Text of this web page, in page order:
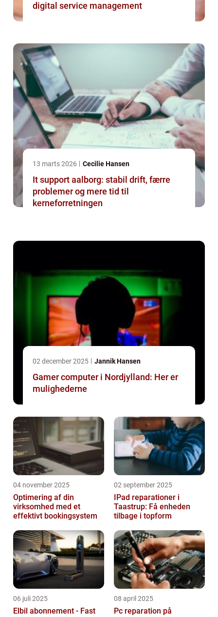
digital service management
13 marts 2026 Cecilie Hansen
It support aalborg: stabil drift, færre
problemer og mere tid til
kerneforretningen
02 december 2025 Jannik Hansen
Gamer computer i Nordjylland: Her er
mulighederne
04 november 2025
Optimering af din
virksomhed med et
effektivt bookingsystem
02 september 2025
IPad reparationer i
Taastrup: Få enheden
tilbage i topform
06 juli 2025
Elbil abonnement - Fast
08 april 2025
Pc reparation på